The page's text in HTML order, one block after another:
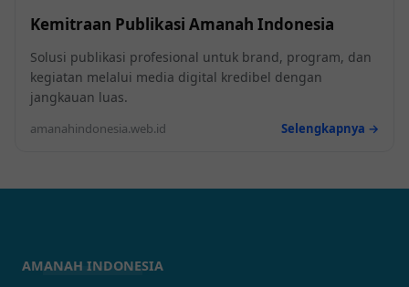
Kemitraan Publikasi Amanah Indonesia
Solusi publikasi profesional untuk brand, program, dan
kegiatan melalui media digital kredibel dengan
jangkauan luas.
amanahindonesia.web.id Selengkapnya →
AMANAH INDONESIA